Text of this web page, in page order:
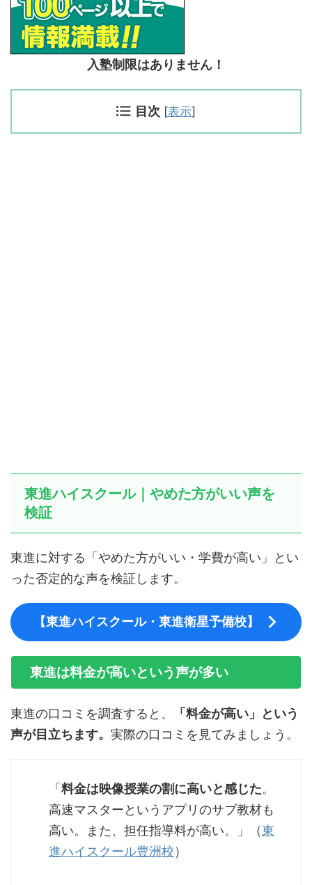
入塾制限はありません！
目次 [表示]
東進ハイスクール｜やめた方がいい声を
検証
東進に対する「やめた方がいい・学費が高い」とい
った否定的な声を検証します。
【東進ハイスクール・東進衛星予備校】
東進は料金が高いという声が多い
東進の口コミを調査すると、
「料金が高い」という
声が目立ちます。 実際の口コミを見てみましょう。
「料金は映像授業の割に高いと感じた。
高速マスターというアプリのサブ教材も
高い。また、担任指導料が高い。」（東
進ハイスクール豊洲校）